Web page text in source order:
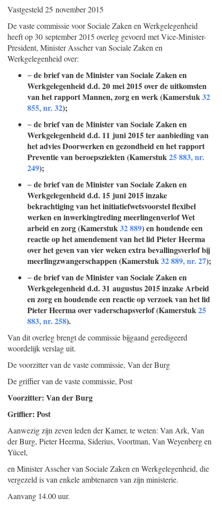
Vastgesteld 25 november 2015
De vaste commissie voor Sociale Zaken en Werkgelegenheid
heeft op 30 september 2015 overleg gevoerd met Vice-Minister-
President, Minister Asscher van Sociale Zaken en
Werkgelegenheid over:
−de brief van de Minister van Sociale Zaken en
Werkgelegenheid d.d. 20 mei 2015 over de uitkomsten
van het rapport Mannen, zorg en werk (Kamerstuk32
855, nr. 32);
−de brief van de Minister van Sociale Zaken en
Werkgelegenheid d.d. 11 juni 2015 ter aanbieding van
het advies Doorwerken en gezondheid en het rapport
Preventie van beroepsziekten (Kamerstuk25 883, nr.
249);
−de brief van de Minister van Sociale Zaken en
Werkgelegenheid d.d. 15 juni 2015 inzake
bekrachtiging van het initiatiefwetsvoorstel flexibel
werken en inwerkingtreding meerlingenverlof Wet
arbeid en zorg (Kamerstuk32 889) en houdende een
reactie op het amendement van het lid Pieter Heerma
over het geven van vier weken extra bevallingsverlof bij
meerlingzwangerschappen (Kamerstuk32 889, nr. 27);
−de brief van de Minister van Sociale Zaken en
Werkgelegenheid d.d. 31 augustus 2015 inzake Arbeid
en zorg en houdende een reactie op verzoek van het lid
Pieter Heerma over vaderschapsverlof (Kamerstuk25
883, nr. 258).
Van dit overleg brengt de commissie bijgaand geredigeerd
woordelijk verslag uit.
De voorzitter van de vaste commissie, Van der Burg
De griffier van de vaste commissie, Post
Voorzitter: Van der Burg
Griffier: Post
Aanwezig zijn zeven leden der Kamer, te weten: Van Ark, Van
der Burg, Pieter Heerma, Siderius, Voortman, Van Weyenberg en
Yücel,
en Minister Asscher van Sociale Zaken en Werkgelegenheid, die
vergezeld is van enkele ambtenaren van zijn ministerie.
Aanvang 14.00 uur.